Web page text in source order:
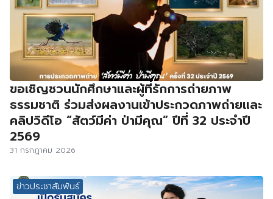
ขอเชิญชวนนักศึกษาและผู้ที่รักการถ่ายภาพ
ธรรมชาติ ร่วมส่งผลงานเข้าประกวดภาพถ่ายและ
คลิปวิดีโอ “สัตว์มีค่า ป่ามีคุณ” ปีที่ 32 ประจำปี
2569
31 กรกฎาคม 2026
ข่าวประชาสัมพันธ์